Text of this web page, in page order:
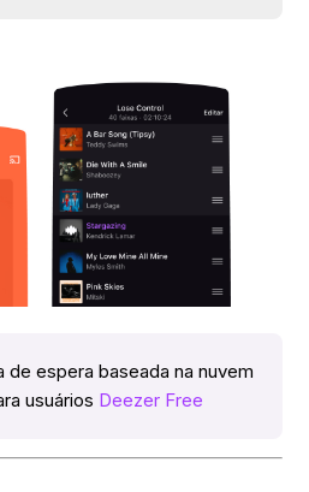
de espera baseada na nuvem
usuários Deezer Free